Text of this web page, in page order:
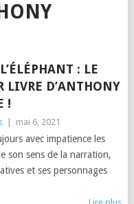
: LE
LIVRE D’ANTHONY
!
mai 6, 2021
avec impatience les
son sens de la narration,
et ses personnages